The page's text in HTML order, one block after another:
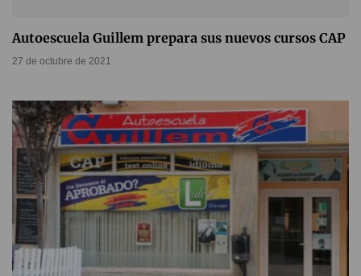
Autoescuela Guillem prepara sus nuevos cursos CAP
27 de octubre de 2021